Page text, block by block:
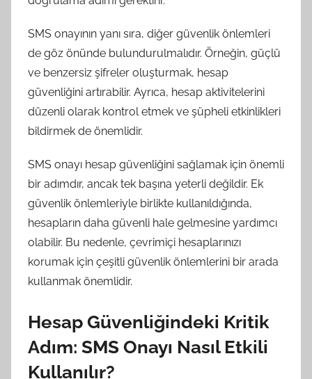
SMS onayının yanı sıra, diğer güvenlik önlemleri
de göz önünde bulundurulmalıdır. Örneğin, güçlü
ve benzersiz şifreler oluşturmak, hesap
güvenliğini artırabilir. Ayrıca, hesap aktivitelerini
düzenli olarak kontrol etmek ve şüpheli etkinlikleri
bildirmek de önemlidir.
SMS onayı hesap güvenliğini sağlamak için önemli
bir adımdır, ancak tek başına yeterli değildir. Ek
güvenlik önlemleriyle birlikte kullanıldığında,
hesapların daha güvenli hale gelmesine yardımcı
olabilir. Bu nedenle, çevrimiçi hesaplarınızı
korumak için çeşitli güvenlik önlemlerini bir arada
kullanmak önemlidir.
Hesap Güvenliğindeki Kritik
Adım: SMS Onayı Nasıl Etkili
Kullanılır?